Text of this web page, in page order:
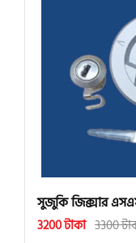
সুজুকি জিক্সার
3200 টাকা 3300